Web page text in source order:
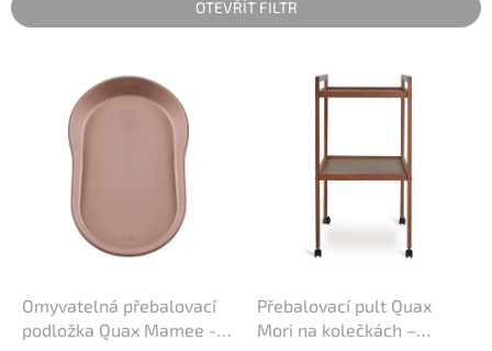
í
OTEVŘÍT FILTR
Omyvatelná přebalovací
podložka Quax Mamee -
Přebalovací pult Quax
Mori na kolečkách –